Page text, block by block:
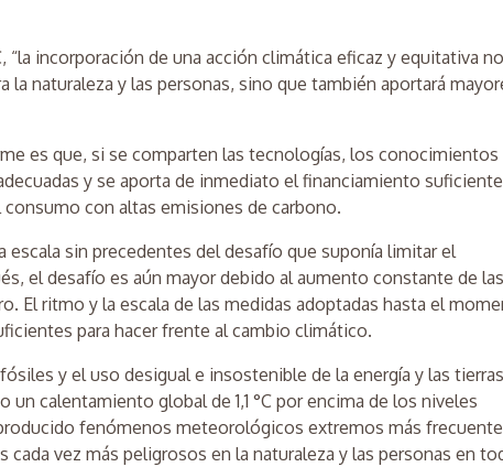
“la incorporación de una acción climática eficaz y equitativa no
la naturaleza y las personas, sino que también aportará
es que, si se comparten las tecnologías, los conocimientos
y se aporta de inmediato el financiamiento
con altas emisiones de carbono.
escala sin precedentes del desafío que suponía limitar el
el desafío es aún mayor debido al aumento constante de las
El ritmo y la escala de las medidas adoptadas hasta el
para hacer frente al cambio climático.
y el uso desigual e insostenible de la energía y las tierras
calentamiento global de 1,1 °C por encima de los niveles
fenómenos meteorológicos extremos más
vez más peligrosos en la naturaleza y las personas en